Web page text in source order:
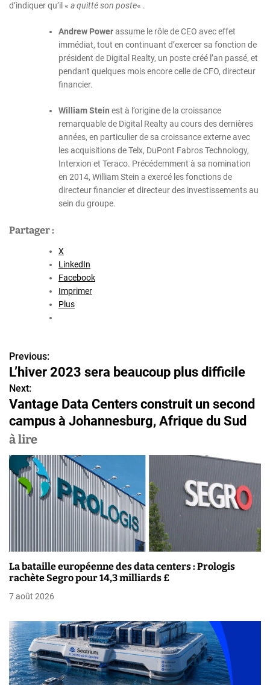
d’indiquer qu’il « a quitté son poste« .
Andrew Powerassume le rôle de CEO avec effet
immédiat, tout en continuant d’exercer sa fonction de
président de Digital Realty, un poste créé l’an passé, et
pendant quelques mois encore celle de CFO, directeur
financier.
William Stein est à l’origine de la croissance
remarquable de Digital Realty au cours des dernières
années, en particulier de sa croissance externe avec
les acquisitions de Telx, DuPont Fabros Technology,
Interxion et Teraco. Précédemment à sa nomination
en 2014, William Stein a exercé les fonctions de
directeur financier et directeur des investissements au
sein du groupe.
Partager :
X
LinkedIn
Facebook
Imprimer
Plus
N
a
v
i
g
a
n
d
l
’
a
Previous:
L’hiver 2023 sera beaucoup plus difficile
Next:
Vantage Data Centers construit un second
campus à Johannesburg, Afrique du Sud
à lire
La bataille européenne des data centers : Prologis
rachète Segro pour 14,3 milliards £
7 août 2026